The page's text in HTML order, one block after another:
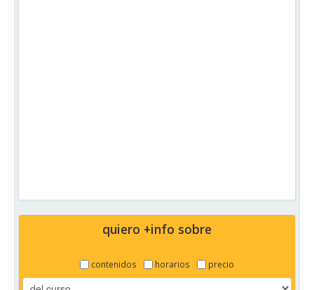
quiero +info sobre
contenidos horarios precio